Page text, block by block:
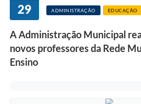
29 ADMINISTRAÇÃO EDUCAÇÃO
A Administração Municipal
novos professores da Rede
Ensino